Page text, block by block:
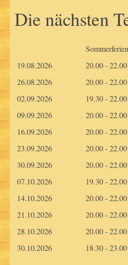
Die nächsten
Sommerferien
19.08.2026
20.00 - 22.00
26.08.2026
20.00 - 22.00
02.09.2026
19.30 - 22.00
09.09.2026
20.00 - 22.00
16.09.2026
20.00 - 22.00
23.09.2026
20.00 - 22.00
30.09.2026
20.00 - 22.00
07.10.2026
19.30 - 22.00
14.10.2026
20.00 - 22.00
21.10.2026
20.00 - 22.00
28.10.2026
20.00 - 22.00
30.10.2026
18.30 - 23.00